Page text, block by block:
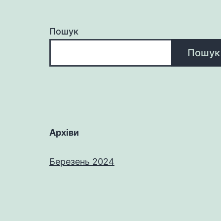
Пошук
Пошук
Архіви
Березень 2024